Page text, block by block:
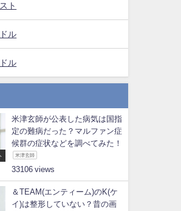
ト
ル
ル
米津玄師が公表した病気は国指
定の難病だった？マルファン症
候群の症状などを調べてみた！
米津玄師
33106
＆TEAM(エンティーム)のK(ケ
イ)は整形していない？昔の画